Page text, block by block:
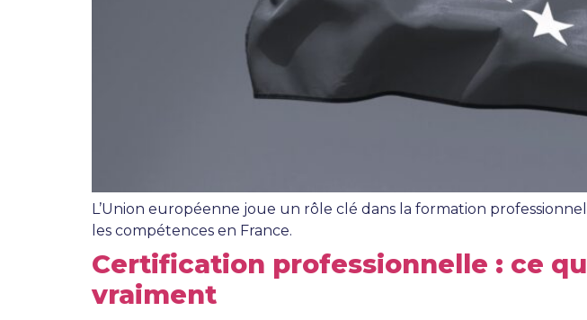
L’Union européenne joue un rôle clé dans la formation
les compétences en France.
Certification professionnelle : ce
vraiment